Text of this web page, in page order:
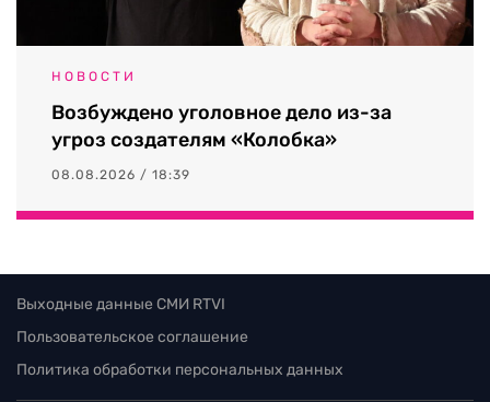
НОВОСТИ
Возбуждено уголовное дело из-за
угроз создателям «Колобка»
08.08.2026 / 18:39
Выходные данные СМИ RTVI
Пользовательское соглашение
Политика обработки персональных данных